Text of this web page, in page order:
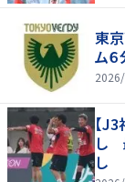
東
ム
【
し
し